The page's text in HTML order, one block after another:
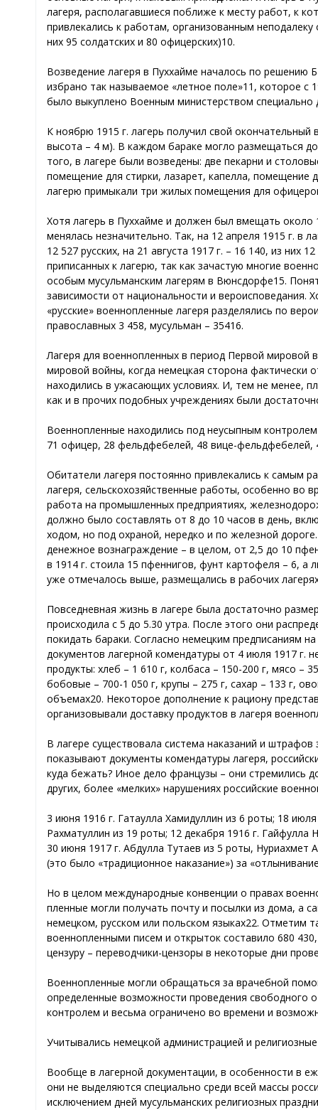
лагеря, располагавшиеся поближе к месту работ, к
привлекались к работам, организованным
них 95 солдатских и 80 офицерских)10.
Возведение лагеря в Пуххайме началось по решению
избрано так называемое «летное поле»11, которое с
было выкуплено Военным министерством специально
К ноябрю 1915 г. лагерь получил свой
высота – 4 м). В каждом бараке могло размещаться
того, в лагере были возведены: две пекарни и
помещение для стирки, лазарет, капелла, помещение
лагерю примыкали три жилых помещения для
Хотя лагерь в Пуххайме и должен был вмещать около
менялась незначительно. Так, на 12 апреля 1915 г. в
12 527 русских, на 21 августа 1917 г. – 16 140, из них
приписанных к лагерю, так как зачастую многие
особым мусульманским лагерям в Вюнсдорфе15.
зависимости от национальности и вероисповедания.
«русские» военнопленные лагеря разделялись по
православных 3 458, мусульман – 35416.
Лагеря для военнопленных в период Первой мировой
мировой войны, когда немецкая сторона фактически
находились в ужасающих условиях. И, тем не менее,
как и в прочих подобных учреждениях были
Военнопленные находились под неусыпным
71 офицер, 28 фельдфебелей, 48 вице-
Обитатели лагеря постоянно привлекались к самым
лагеря, сельскохозяйственные работы, особенно во
работа на промышленных предприятиях,
должно было составлять от 8 до 10 часов в день,
ходом, но под охраной, нередко и по железной
денежное вознаграждение – в целом, от 2,5 до 10
в 1914 г. стоила 15 пфеннигов, фунт картофеля – 6, а
уже отмечалось выше, размещались в рабочих
Повседневная жизнь в лагере была достаточно
происходила с 5 до 5.30 утра. После этого они
покидать бараки. Согласно немецким предписаниям
документов лагерной комендатуры от 4 июля 1917 г.
продукты: хлеб – 1 610 г, колбаса – 150-200 г, мясо –
бобовые – 700-1 050 г, крупы – 275 г, сахар – 133 г,
объемах20. Некоторое дополнение к рациону
организовывали доставку продуктов в лагеря
В лагере существовала система наказаний и
показывают документы комендатуры лагеря,
куда бежать? Иное дело французы – они стремились
других, более «мелких» нарушениях российские
3 июня 1916 г. Гатаулла Хамидуллин из 6 роты; 18
Рахматуллин из 19 роты; 12 декабря 1916 г.
30 июня 1917 г. Абдулла Тутаев из 5 роты, Нуриахмет
(это было «традиционное наказание») за
Но в целом международные конвенции о правах
пленные могли получать почту и посылки из дома, а
немецком, русском или польском языках22. Отметим
военнопленными писем и открыток составило 680
цензуру – переводчики-цензоры в некоторые дни
Военнопленные могли обращаться за врачебной
определенные возможности проведения свободного
контролем и весьма ограничено во времени и
Учитывались немецкой администрацией и
Вообще в лагерной документации, в особенности в
они не выделяются специально среди всей массы
исключением дней мусульманских религиозных